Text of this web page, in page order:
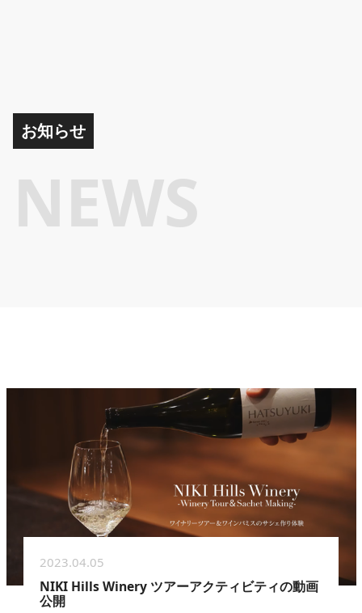
お知らせ
NEWS
2023.04.05
NIKI Hills Winery ツアーアクティビティの動画
公開